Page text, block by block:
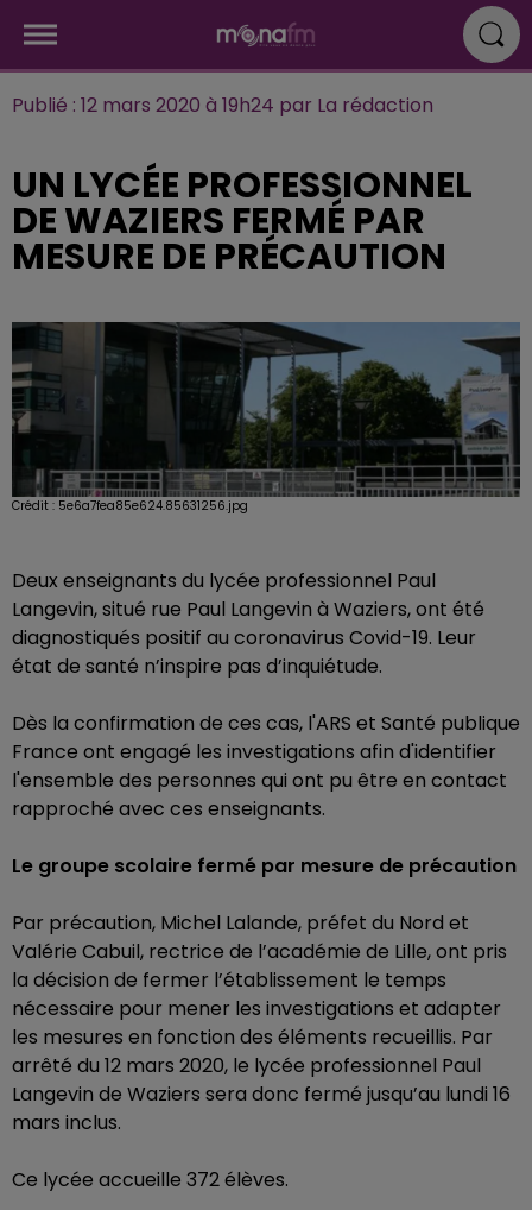
Publié : 12 mars 2020 à 19h24 par La rédaction
UN LYCÉE PROFESSIONNEL
DE WAZIERS FERMÉ PAR
MESURE DE PRÉCAUTION
Crédit : 5e6a7fea85e624.85631256.jpg
Deux enseignants du lycée professionnel Paul
Langevin, situé rue Paul Langevin à Waziers, ont été
diagnostiqués positif au coronavirus Covid-19. Leur
état de santé n’inspire pas d’inquiétude.
Dès la confirmation de ces cas, l'ARS et Santé publique
France ont engagé les investigations afin d'identifier
l'ensemble des personnes qui ont pu être en contact
rapproché avec ces enseignants.
Le groupe scolaire fermé par mesure de précaution
Par précaution, Michel Lalande, préfet du Nord et
Valérie Cabuil, rectrice de l’académie de Lille, ont pris
la décision de fermer l’établissement le temps
nécessaire pour mener les investigations et adapter
les mesures en fonction des éléments recueillis. Par
arrêté du 12 mars 2020, le lycée professionnel Paul
Langevin de Waziers sera donc fermé jusqu’au lundi 16
mars inclus.
Ce lycée accueille 372 élèves.